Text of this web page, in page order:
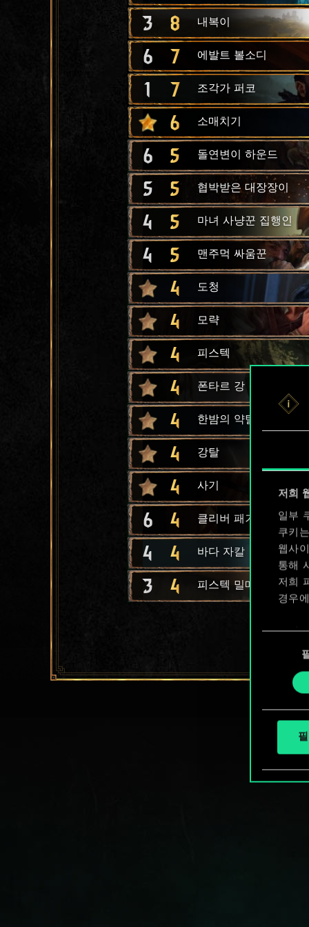
저희
일부
쿠키
웹사
통해
저희
경우
쿠키
확인
3 8 내복이
6 7 에발트 볼소디
1 7 조각가 퍼코
6 소매치기
6 5 돌연변이 하운드
5 5 협박받은 대장장이
4 5 마녀 사냥꾼 집행인
4 5 맨주먹 싸움꾼
4 도청
4 모략
4 피스텍
4 폰타르 강 깊은 곳
4 한밤의 약탈
4 강탈
4 사기
6 4 클리버 패거리 폭력배
4 4 바다 자칼
3 4 피스텍 밀매상